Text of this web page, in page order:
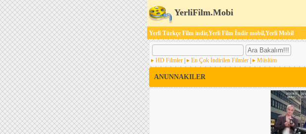
YerliFilm.Mobi
Yerli Türkçe Film indir,Yerli Film İndir mobil,Yerli Mobil
HD Filmler En Çok İndirilen Filmler Müslüm
ANUNNAKILER